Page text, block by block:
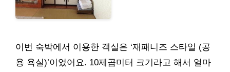
이번 숙박에서 이용한 객실은 ‘재패니즈 스타일 (공
용 욕실)’이었어요. 10제곱미터 크기라고 해서 얼마